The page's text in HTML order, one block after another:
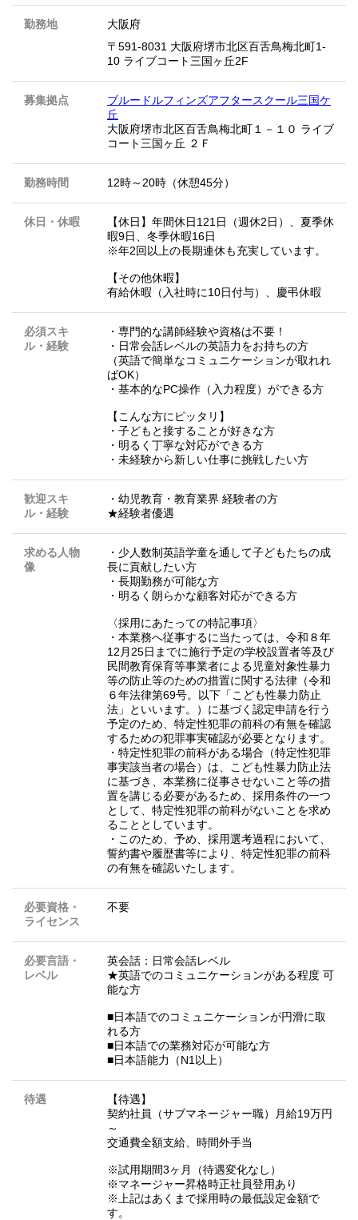
勤務地
大阪府
〒591-8031 大阪府堺市北区百舌鳥梅北町1-
10 ライブコート三国ヶ丘2F
募集拠点
ブルードルフィンズアフタースクール三国ケ
丘
大阪府堺市北区百舌鳥梅北町１－１０ ライブ
コート三国ヶ丘 ２Ｆ
勤務時間 12時～20時（休憩45分）
休日・休暇
【休日】年間休日121日（週休2日）、夏季休
暇9日、冬季休暇16日
※年2回以上の長期連休も充実しています。
【その他休暇】
有給休暇（入社時に10日付与）、慶弔休暇
必須スキ
ル・経験
・専門的な講師経験や資格は不要！
・日常会話レベルの英語力をお持ちの方
（英語で簡単なコミュニケーションが取れれ
ばOK）
・基本的なPC操作（入力程度）ができる方
【こんな方にピッタリ】
・子どもと接することが好きな方
・明るく丁寧な対応ができる方
・未経験から新しい仕事に挑戦したい方
歓迎スキ
ル・経験
・幼児教育・教育業界 経験者の方
★経験者優遇
求める人物
像
・少人数制英語学童を通して子どもたちの成
長に貢献したい方
・長期勤務が可能な方
・明るく朗らかな顧客対応ができる方
〈採用にあたっての特記事項〉
・本業務へ従事するに当たっては、令和８年
12月25日までに施行予定の学校設置者等及び
民間教育保育等事業者による児童対象性暴力
等の防止等のための措置に関する法律（令和
６年法律第69号。以下「こども性暴力防止
法」といいます。）に基づく認定申請を行う
予定のため、特定性犯罪の前科の有無を確認
するための犯罪事実確認が必要となります。
・特定性犯罪の前科がある場合（特定性犯罪
事実該当者の場合）は、こども性暴力防止法
に基づき、本業務に従事させないこと等の措
置を講じる必要があるため、採用条件の一つ
として、特定性犯罪の前科がないことを求め
ることとしています。
・このため、予め、採用選考過程において、
誓約書や履歴書等により、特定性犯罪の前科
の有無を確認いたします。
必要資格・
ライセンス
不要
必要言語・
レベル
英会話：日常会話レベル
★英語でのコミュニケーションがある程度 可
能な方
■日本語でのコミュニケーションが円滑に取
れる方
■日本語での業務対応が可能な方
■日本語能力（N1以上）
待遇
【待遇】
契約社員（サブマネージャー職）月給19万円
～
交通費全額支給、時間外手当
※試用期間3ヶ月（待遇変化なし）
※マネージャー昇格時正社員登用あり
※上記はあくまで採用時の最低設定金額で
す。